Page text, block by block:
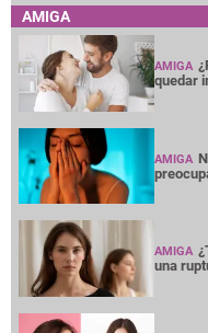
AMIGA
AMIGA
quedar
AMIGA
AMIGA
una